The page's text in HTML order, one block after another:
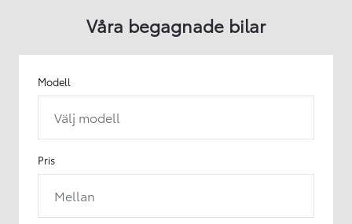
Våra begagnade bilar
Modell
Välj modell
Pris
Mellan